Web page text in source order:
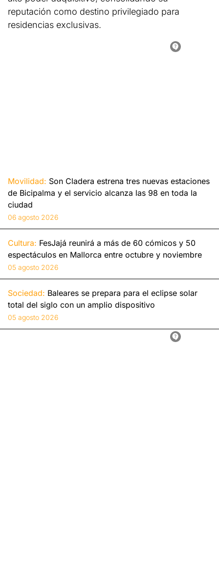
reputación como destino privilegiado para
residencias exclusivas.
Movilidad: Son Cladera estrena tres nuevas estaciones
de Bicipalma y el servicio alcanza las 98 en toda la
ciudad
06 agosto 2026
Cultura: FesJajá reunirá a más de 60 cómicos y 50
espectáculos en Mallorca entre octubre y noviembre
05 agosto 2026
Sociedad: Baleares se prepara para el eclipse solar
total del siglo con un amplio dispositivo
05 agosto 2026